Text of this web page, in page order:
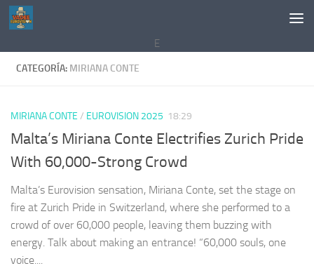
Saltar al contenido
E
CATEGORÍA: MIRIANA CONTE
MIRIANA CONTE / EUROVISION 2025 18:29
Malta’s Miriana Conte Electrifies Zurich Pride
With 60,000-Strong Crowd
Malta’s Eurovision sensation, Miriana Conte, set the stage on
fire at Zurich Pride in Switzerland, where she performed to a
crowd of over 60,000 people, leaving them buzzing with
energy. Talk about making an entrance! “60,000 souls, one
voice....